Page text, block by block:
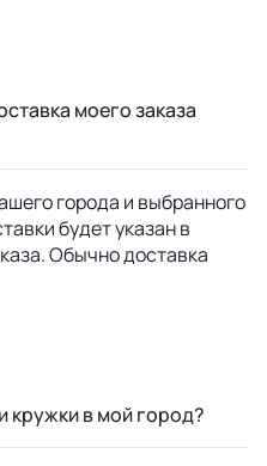
моего заказа
города и выбранного
будет указан в
Обычно доставка
кружки в мой город?